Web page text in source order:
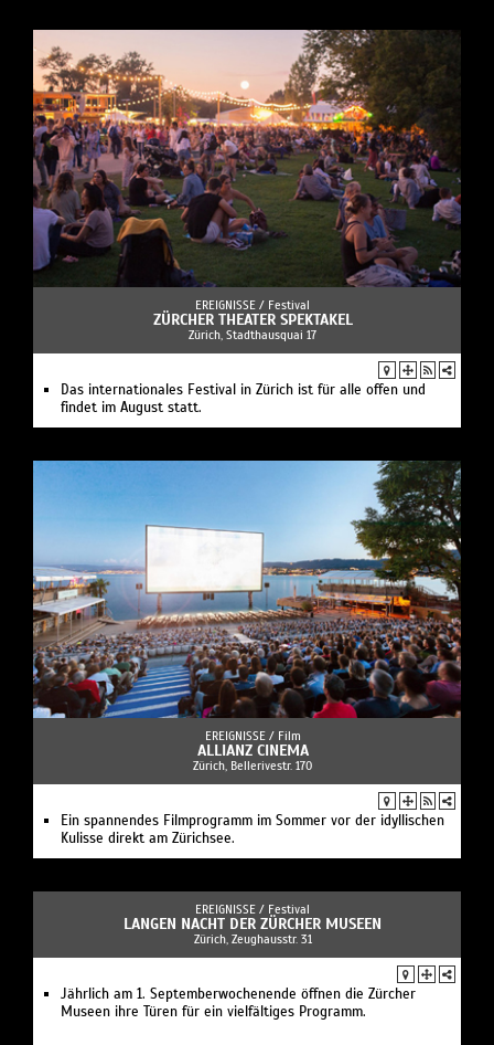
EREIGNISSE / Festival
ZÜRCHER THEATER SPEKTAKEL
Zürich, Stadthausquai 17
Das internationales Festival in Zürich ist für alle offen und
findet im August statt.
EREIGNISSE / Film
ALLIANZ CINEMA
Zürich, Bellerivestr. 170
Ein spannendes Filmprogramm im Sommer vor der idyllischen
Kulisse direkt am Zürichsee.
EREIGNISSE / Festival
LANGEN NACHT DER ZÜRCHER MUSEEN
Zürich, Zeughausstr. 31
Jährlich am 1. Septemberwochenende öffnen die Zürcher
Museen ihre Türen für ein vielfältiges Programm.